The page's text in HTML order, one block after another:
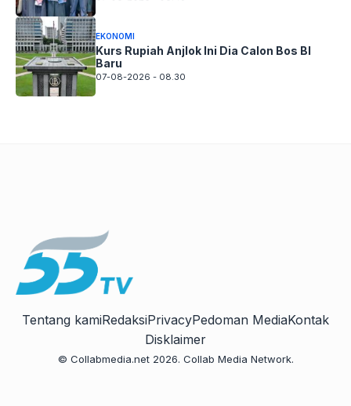
EKONOMI
Kurs Rupiah Anjlok Ini Dia Calon Bos BI
Baru
07-08-2026 - 08.30
Tentang kamiRedaksiPrivacyPedoman MediaKontak
Disklaimer
© Collabmedia.net 2026. Collab Media Network.